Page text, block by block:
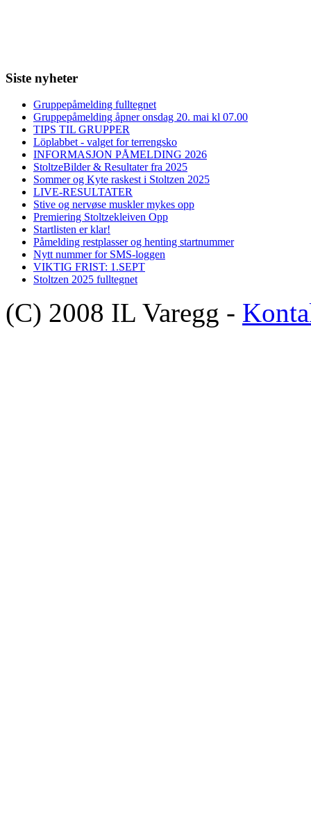
Siste nyheter
Gruppepåmelding fulltegnet
Gruppepåmelding åpner onsdag 20. mai kl 07.00
TIPS TIL GRUPPER
Löplabbet - valget for terrengsko
INFORMASJON PÅMELDING 2026
StoltzeBilder & Resultater fra 2025
Sommer og Kyte raskest i Stoltzen 2025
LIVE-RESULTATER
Stive og nervøse muskler mykes opp
Premiering Stoltzekleiven Opp
Startlisten er klar!
Påmelding restplasser og henting startnummer
Nytt nummer for SMS-loggen
VIKTIG FRIST: 1.SEPT
Stoltzen 2025 fulltegnet
(C) 2008 IL Varegg -